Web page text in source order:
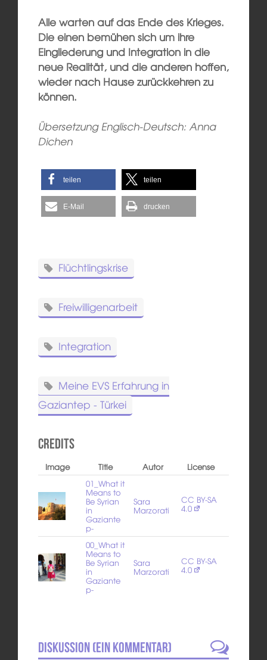
Alle warten auf das Ende des Krieges.
Die einen bemühen sich um ihre
Eingliederung und Integration in die
neue Realität, und die anderen hoffen,
wieder nach Hause zurückkehren zu
können.
Übersetzung Englisch-Deutsch: Anna
Dichen
teilen teilen
E-Mail drucken
Flüchtlingskrise
Freiwilligenarbeit
Integration
Meine EVS Erfahrung in
Gaziantep - Türkei
Credits
Image Title Autor
License
01_What it
Means to
Be Syrian
in
Gaziante
p-
Sara
Marzorati
CC BY-SA
4.0
00_What it
Means to
Be Syrian
in
Gaziante
p-
Sara
Marzorati
CC BY-SA
4.0
Diskussion (Ein Kommentar)